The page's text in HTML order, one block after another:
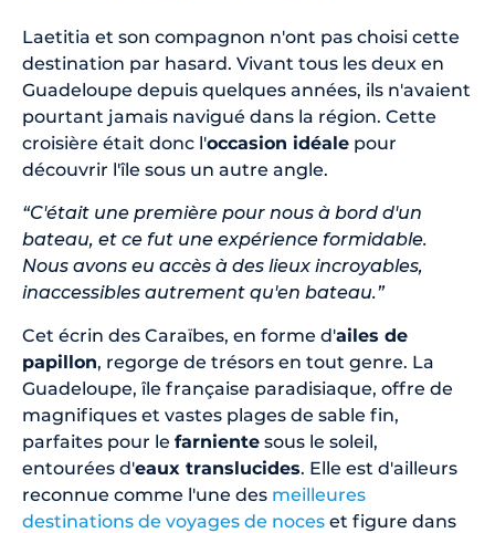
Laetitia et son compagnon n'ont pas choisi cette
destination par hasard. Vivant tous les deux en
Guadeloupe depuis quelques années, ils n'avaient
pourtant jamais navigué dans la région. Cette
croisière était donc l'occasion idéale pour
découvrir l'île sous un autre angle.
“C'était une première pour nous à bord d'un
bateau, et ce fut une expérience formidable.
Nous avons eu accès à des lieux incroyables,
inaccessibles autrement qu'en bateau.”
Cet écrin des Caraïbes, en forme d'ailes de
papillon, regorge de trésors en tout genre. La
Guadeloupe, île française paradisiaque, offre de
magnifiques et vastes plages de sable fin,
parfaites pour le farniente sous le soleil,
entourées d'eaux translucides. Elle est d'ailleurs
reconnue comme l'une des meilleures
destinations de voyages de noces et figure dans